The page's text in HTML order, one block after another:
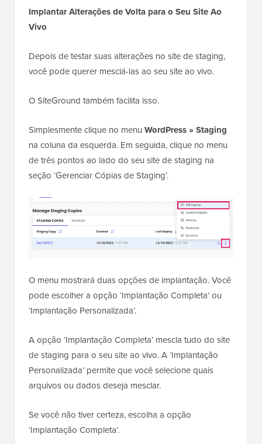
Implantar Alterações de Volta para o Seu Site Ao
Vivo
Depois de testar suas alterações no site de staging,
você pode querer mesclá-las ao seu site ao vivo.
O SiteGround também facilita isso.
Simplesmente clique no menu WordPress » Staging
na coluna da esquerda. Em seguida, clique no menu
de três pontos ao lado do seu site de staging na
seção ‘Gerenciar Cópias de Staging’.
O menu mostrará duas opções de implantação. Você
pode escolher a opção ‘Implantação Completa’ ou
‘Implantação Personalizada’.
A opção ‘Implantação Completa’ mescla tudo do site
de staging para o seu site ao vivo. A ‘Implantação
Personalizada’ permite que você selecione quais
arquivos ou dados deseja mesclar.
Se você não tiver certeza, escolha a opção
‘Implantação Completa’.